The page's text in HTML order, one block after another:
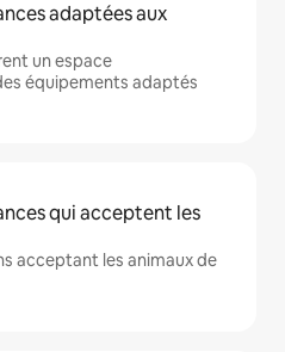
adaptées aux
un espace
équipements adaptés
qui acceptent les
acceptant les animaux de